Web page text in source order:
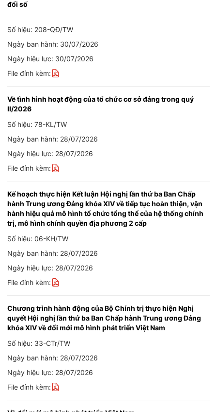
đổi số
Số hiệu: 208-QĐ/TW
Ngày ban hành: 30/07/2026
Ngày hiệu lực: 30/07/2026
File đính kèm:
Về tình hình hoạt động của tổ chức cơ sở đảng trong quý
II/2026
Số hiệu: 78-KL/TW
Ngày ban hành: 28/07/2026
Ngày hiệu lực: 28/07/2026
File đính kèm:
Kế hoạch thực hiện Kết luận Hội nghị lần thứ ba Ban Chấp
hành Trung ương Đảng khóa XIV về tiếp tục hoàn thiện, vận
hành hiệu quả mô hình tổ chức tổng thể của hệ thống chính
trị, mô hình chính quyền địa phương 2 cấp
Số hiệu: 06-KH/TW
Ngày ban hành: 28/07/2026
Ngày hiệu lực: 28/07/2026
File đính kèm:
Chương trình hành động của Bộ Chính trị thực hiện Nghị
quyết Hội nghị lần thứ ba Ban Chấp hành Trung ương Đảng
khóa XIV về đổi mới mô hình phát triển Việt Nam
Số hiệu: 33-CTr/TW
Ngày ban hành: 28/07/2026
Ngày hiệu lực: 28/07/2026
File đính kèm: